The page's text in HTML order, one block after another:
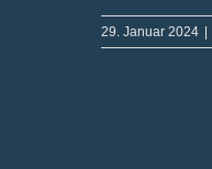
29. Januar 2024 |